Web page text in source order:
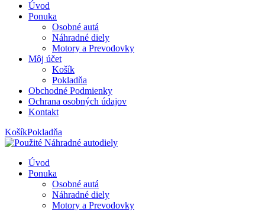
Úvod
Ponuka
Osobné autá
Náhradné diely
Motory a Prevodovky
Môj účet
Košík
Pokladňa
Obchodné Podmienky
Ochrana osobných údajov
Kontakt
KošíkPokladňa
Úvod
Ponuka
Osobné autá
Náhradné diely
Motory a Prevodovky